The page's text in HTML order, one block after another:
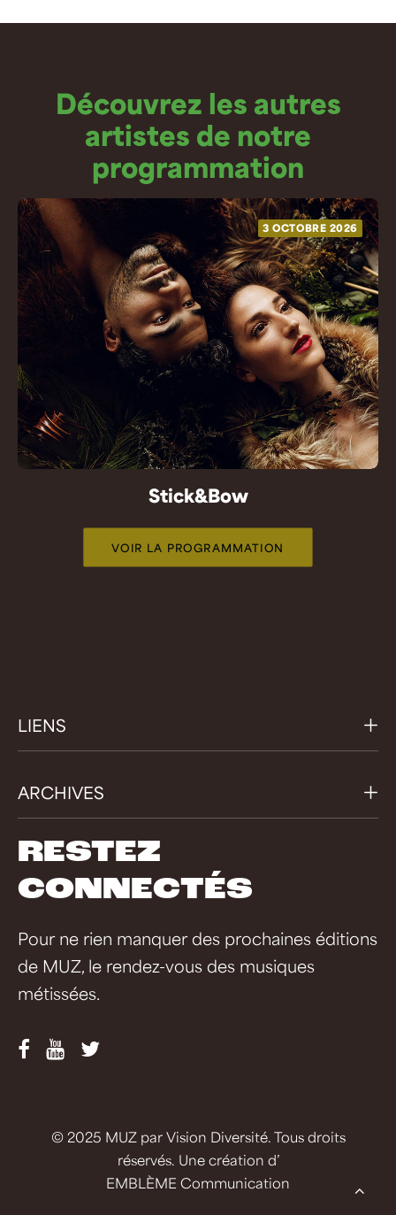
Découvrez les autres
artistes de notre
programmation
3 OCTOBRE 2026
Stick&Bow
VOIR LA PROGRAMMATION
LIENS
ARCHIVES
RESTEZ
CONNECTÉS
Pour ne rien manquer des prochaines éditions
de MUZ, le rendez-vous des musiques
métissées.
© 2025 MUZ parVision Diversité. Tous droits
réservés. Une création d’
EMBLÈME Communication